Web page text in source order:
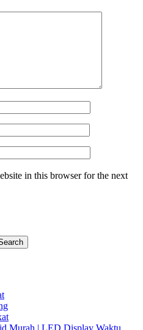
in this browser for the next